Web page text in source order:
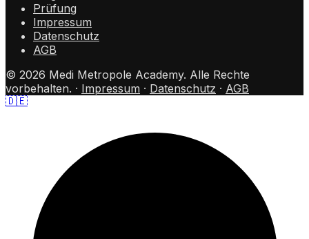
Prüfung
Impressum
Datenschutz
AGB
© 2026 Medi Metropole Academy. Alle Rechte
vorbehalten. · Impressum · Datenschutz · AGB
🇩🇪